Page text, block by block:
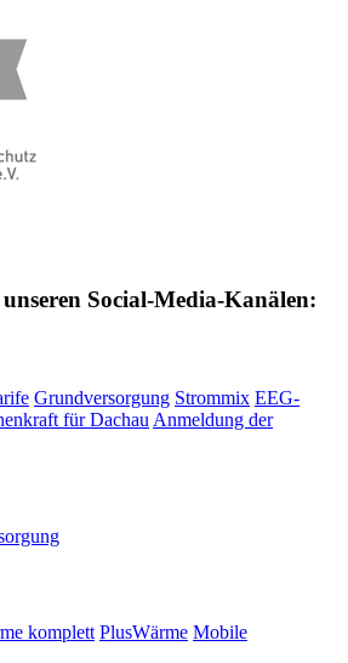
Social-Media-Kanälen:
Grundversorgung Strommix EEG-
für Dachau Anmeldung der
komplett PlusWärme Mobile